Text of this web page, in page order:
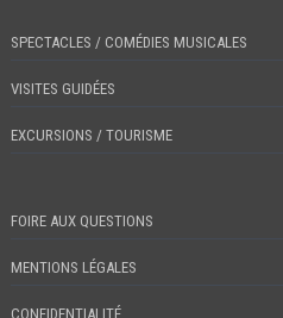
SPECTACLES / COMÉDIES MUSICALES
VISITES GUIDÉES
EXCURSIONS / TOURISME
FOIRE AUX QUESTIONS
MENTIONS LÉGALES
CONFIDENTIALITÉ